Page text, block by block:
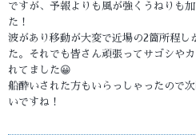
ですが、予報よりも風が強くうねりも
た！
波があり移動が大変で近場の2箇所程し
た。それでも皆さん頑張ってサゴシや
れてました😀
船酔いされた方もいらっしゃったので
いですね！